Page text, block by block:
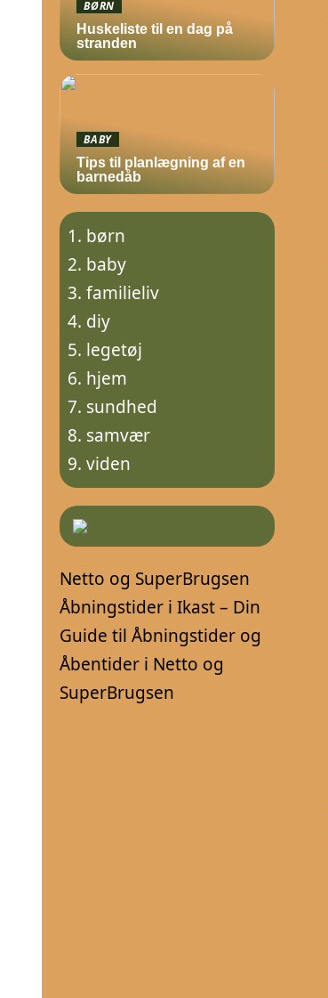
BØRN
Huskeliste til en dag på
stranden
BABY
Tips til planlægning af en
barnedåb
børn
baby
familieliv
diy
legetøj
hjem
sundhed
samvær
viden
Netto og SuperBrugsen
Åbningstider i Ikast – Din
Guide til Åbningstider og
Åbentider i Netto og
SuperBrugsen